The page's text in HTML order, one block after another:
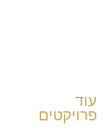
עוד
פרויקטים